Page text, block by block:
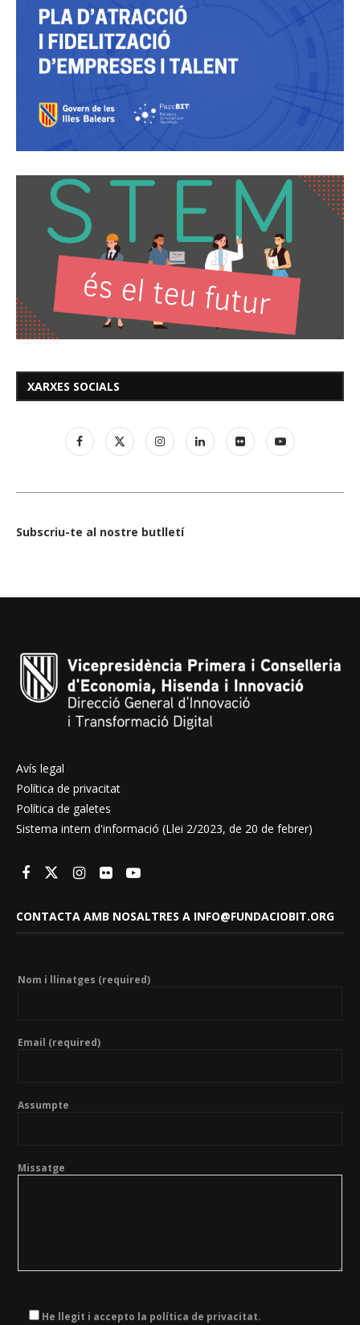
XARXES SOCIALS
Subscriu-te al nostre butlletí
Avís legal
Política de privacitat
Política de galetes
Sistema intern d'informació (Llei 2/2023, de 20 de febrer)
CONTACTA AMB NOSALTRES A INFO@FUNDACIOBIT.ORG
Nom i llinatges (required)
Email (required)
Assumpte
Missatge
He llegit i accepto la política de privacitat.